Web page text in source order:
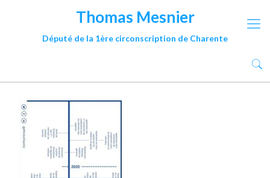
Thomas Mesnier
Député de la 1ère circonscription de Charente